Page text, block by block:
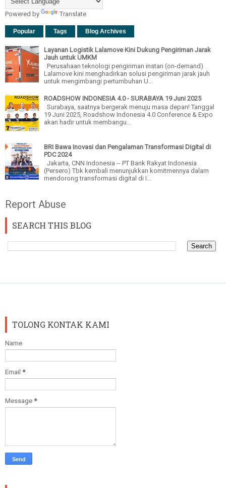
Powered by Translate
Popular Tags Blog Archives
Layanan Logistik Lalamove Kini Dukung Pengiriman Jarak
Jauh untuk UMKM
Perusahaan teknologi pengiriman instan (on-demand)
Lalamove kini menghadirkan solusi pengiriman jarak jauh
untuk mengimbangi pertumbuhan U...
ROADSHOW INDONESIA 4.0 - SURABAYA 19 Juni 2025
Surabaya, saatnya bergerak menuju masa depan! Tanggal
19 Juni 2025, Roadshow Indonesia 4.0 Conference & Expo
akan hadir untuk membangu...
BRI Bawa Inovasi dan Pengalaman Transformasi Digital di
PDC 2024
Jakarta, CNN Indonesia -- PT Bank Rakyat Indonesia
(Persero) Tbk kembali menunjukkan komitmennya dalam
mendorong transformasi digital di I...
Report Abuse
SEARCH THIS BLOG
TOLONG KONTAK KAMI
Name
Email *
Message *